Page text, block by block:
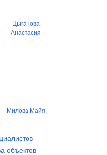
Цыганова
Анастасия
Милова Майя
объектов